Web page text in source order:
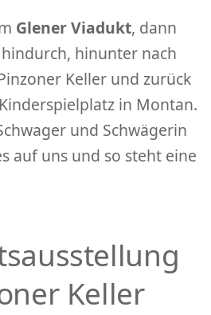
Glener Viadukt, dann
hinunter nach
Keller und zurück
in Montan.
und Schwägerin
auf uns und so steht eine
Keller